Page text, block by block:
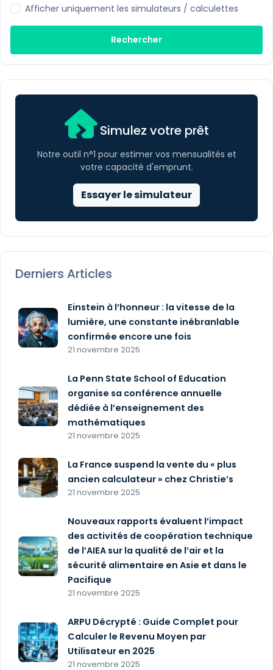
Afficher uniquement les simulateurs / calculettes
Rechercher
Simulez votre prêt
Notre outil n°1 pour estimer vos mensualités et
votre capacité d'emprunt.
Essayer le simulateur
Derniers Articles
Einstein à l’honneur : la vitesse de la
lumière, une constante inébranlable
confirmée encore une fois
21 novembre 2025
La Penn State School of Education
organise sa conférence annuelle
dédiée à l’enseignement des
mathématiques
21 novembre 2025
La France suspend la vente du « plus
ancien calculateur » chez Christie’s
21 novembre 2025
Nouveaux rapports évaluent l’impact
des activités de coopération technique
de l’AIEA sur la qualité de l’air et la
sécurité alimentaire en Asie et dans le
Pacifique
21 novembre 2025
ARPU Décrypté : Guide Complet pour
Calculer le Revenu Moyen par
Utilisateur en 2025
21 novembre 2025